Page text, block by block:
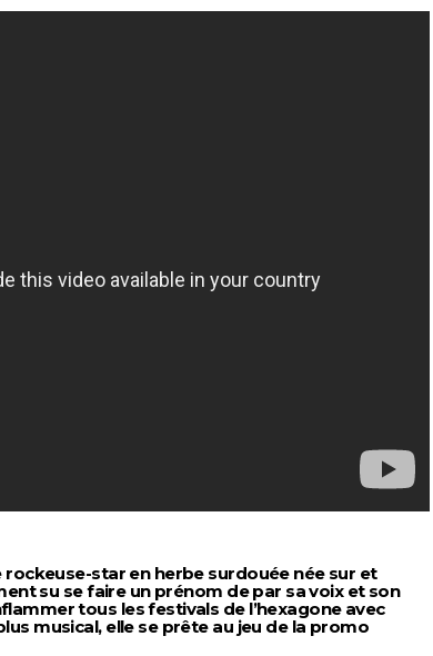
star en herbe surdouée née sur et
su se faire un prénom de par sa voix et son
tous les festivals de l’hexagone avec
musical, elle se prête au jeu de la promo